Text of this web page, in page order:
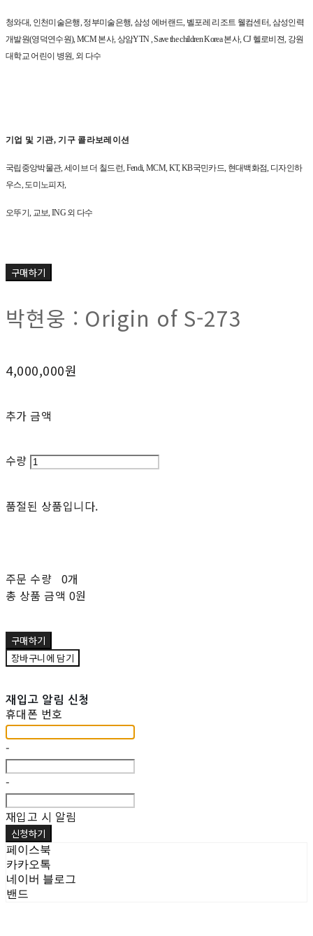
청와대, 인천미술은행,정부미술은행,삼성 에버랜드, 벨포레 리조트 웰컴센터,삼성인력
개발원(영덕연수원), MCM본사,상암YTN , Save the children Korea본사, CJ헬로비젼, 강원
대학교 어린이 병원, 외 다수
기업 및 기관,기구 콜라보레이션
국립중앙박물관,세이브 더 칠드런, Fendi, MCM, KT, KB국민카드, 현대백화점, 디자인하
우스,도미노피자,
오뚜기 , 교보, ING외 다수
구매하기
박현웅 : Origin of S-273
4,000,000원
추가 금액
수량
품절된 상품입니다.
주문 수량 0개
총 상품 금액 0원
구매하기
장바구니에 담기
재입고 알림 신청
휴대폰 번호
-
-
재입고 시 알림
신청하기
페이스북
카카오톡
네이버 블로그
밴드